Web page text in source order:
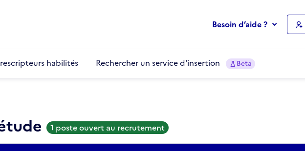
Besoin d’aide ?
habilités Rechercher un service d'insertion Beta
1 poste ouvert au recrutement